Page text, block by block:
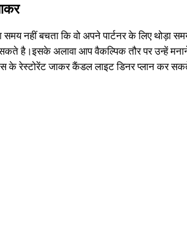
नहीं बचता कि वो अपने पार्टनर के लिए थोड़ा
है।इसके अलावा आप वैकल्पिक तौर पर उन्हें
के रेस्टोरेंट जाकर कैंडल लाइट डिनर प्लान कर